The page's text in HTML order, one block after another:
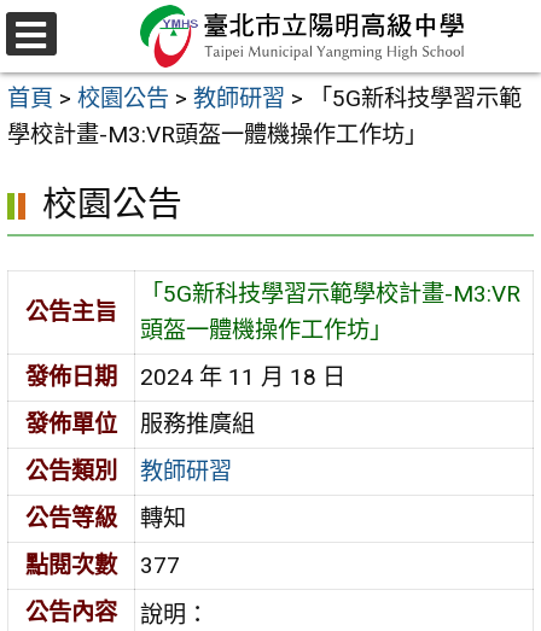
跳
至
主
要
容
區
選
單
首頁 > 校園公告 > 教師研習 >
「5G新科技學習示範
學校計畫-M3:VR頭盔一體機操作工作坊」
校園公告
公告主旨
「5G新科技學習示範學校計畫-M3:VR
頭盔一體機操作工作坊」
發佈日期
2024 年 11 月 18 日
發佈單位
服務推廣組
公告類別
教師研習
公告等級
轉知
點閱次數
377
公告內容
說明：